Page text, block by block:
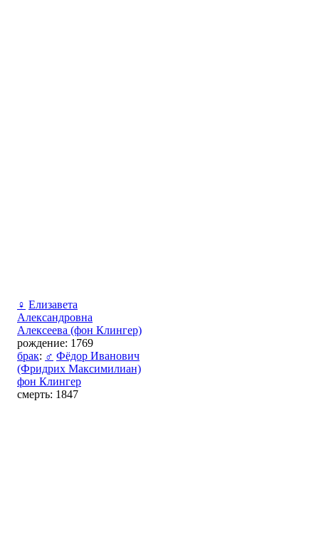
♀ Елизавета
Александровна
Алексеева (фон Клингер)
рождение: 1769
брак: ♂ Фёдор Иванович
(Фридрих Максимилиан)
фон Клингер
смерть: 1847